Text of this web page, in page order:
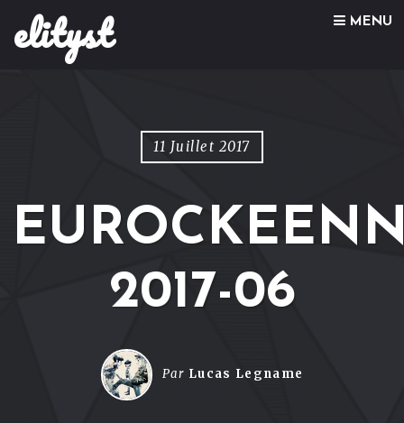
elityst MENU
Skip to content
11 Juillet 2017
2017-06
Par Lucas Legname